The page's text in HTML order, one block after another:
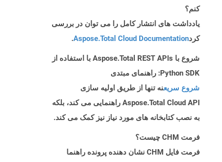
کنم؟
یادداشت های انتشار کامل را می توان در بررسی
کردAspose.Total Cloud Documentation
.
شروع با Aspose.Total REST APIs با استفاده از
Python SDK: راهنمای مبتدی
شروع سریعنه تنها از طریق اولیه سازی
Aspose.Total Cloud API راهنمایی می کند، بلکه
به نصب کتابخانه های مورد نیاز نیز کمک می کند.
فرمت CHM چیست؟
فرمت فایل CHM نشان دهنده پرونده راهنما